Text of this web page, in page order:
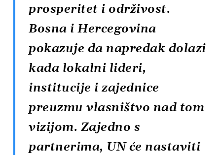
prosperitet i održivost.
Bosna i Hercegovina
pokazuje da napredak dolazi
kada lokalni lideri,
institucije i zajednice
preuzmu vlasništvo nad tom
vizijom. Zajedno s
partnerima, UN će nastaviti